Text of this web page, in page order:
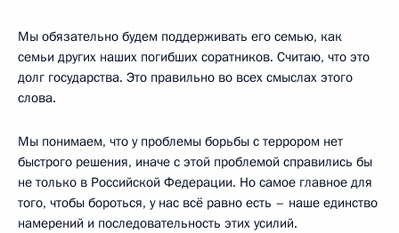
Мы обязательно будем поддерживать его семью, как
семьи других наших погибших соратников. Считаю, что это
долг государства. Это правильно во всех смыслах этого
слова.
Мы понимаем, что у проблемы борьбы с террором нет
быстрого решения, иначе с этой проблемой справились бы
не только в Российской Федерации. Но самое главное для
того, чтобы бороться, у нас всё равно есть – наше единство
намерений и последовательность этих усилий.